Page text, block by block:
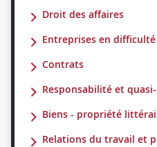
Droit des affaires
Entreprises en difficulté
Contrats
Responsabilité et
Biens - propriété
Relations du travail et